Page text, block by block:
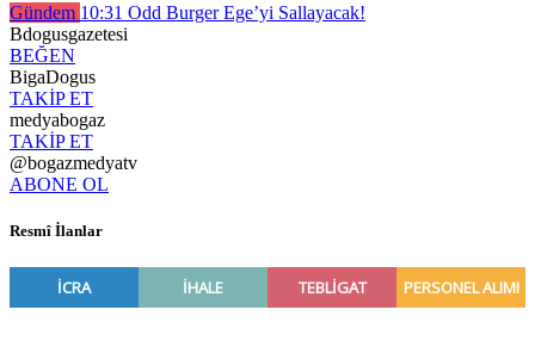
Gündem 10:31 Odd Burger Ege’yi Sallayacak!
Bdogusgazetesi
BEĞEN
BigaDogus
TAKİP ET
medyabogaz
TAKİP ET
@bogazmedyatv
ABONE OL
Resmî İlanlar